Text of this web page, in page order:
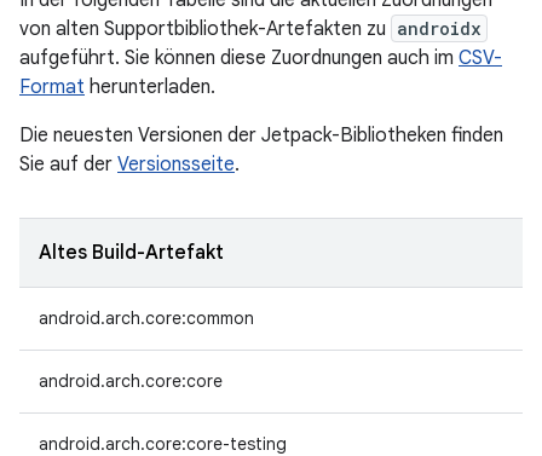
von alten Supportbibliothek-Artefakten zu androidx
aufgeführt. Sie können diese Zuordnungen auch im CSV-
Format herunterladen.
Die neuesten Versionen der Jetpack-Bibliotheken finden
Sie auf der Versionsseite.
Altes Build-Artefakt
android.arch.core:common
android.arch.core:core
android.arch.core:core-testing